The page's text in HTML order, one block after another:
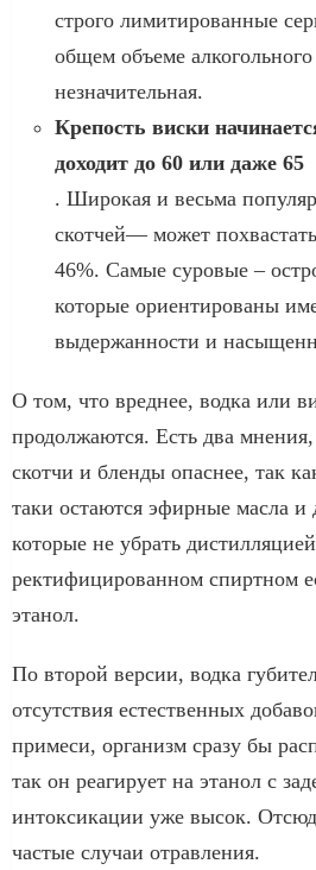
строго лимитированные
общем объеме
незначительная.
Крепость виски
доходит до 60 или даже 65
. Широкая и весьма
скотчей— может
46%. Самые суровые –
которые ориентированы
выдержанности и
О том, что вреднее, водка или
продолжаются. Есть два
скотчи и бленды опаснее, так
таки остаются эфирные масла и
которые не убрать
ректифицированном спиртном
этанол.
По второй версии, водка
отсутствия естественных
примеси, организм сразу бы
так он реагирует на этанол с
интоксикации уже высок.
частые случаи отравления.